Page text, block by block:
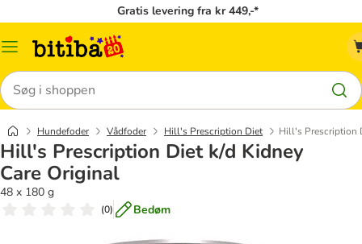
Gratis levering fra kr 449,-*
Menu
Søg
Hundefoder Vådfoder Hill's Prescription Diet Hill's Prescription
Hill's Prescription Diet k/d Kidney
Care Original
48 x 180 g
(0) Bedøm